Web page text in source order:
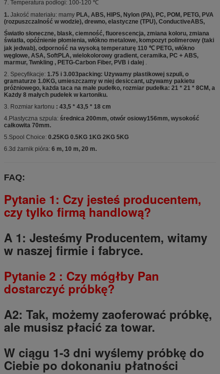
7. Temperatura podłogi: 100-120 ℃
1. Jakość materiału: mamy PLA, ABS, HIPS, Nylon (PA), PC, POM, PETG, PVA
(rozpuszczalność w wodzie), drewno, elastyczne (TPU), ConductiveABS,
Światło słoneczne, blask, ciemność, fluorescencja, zmiana koloru, zmiana
światła, opóźnienie płomienia, włókno metalowe, kompozyt polimerowy (taki
jak jedwab), odporność na wysoką temperaturę 110 ℃ PETG, włókno
węglowe, ASA, SoftPLA, wielokolorowy gradient, ceramika, PC + ABS,
marmur, Twnkling , PETG-Carbon Fiber, PVB i dalej .
2. Specyfikacje: 1.75 i 3.003packing: Używamy plastikowej szpuli, o
gramaturze 1.0KG, umieszczamy w niej desiccant, używamy pakietu
próżniowego, każda taca na małe pudełko, rozmiar pudełka: 21 * 21 * 8CM, a
Każdy 8 małych pudełek w kartoniku.
3. Rozmiar kartonu : 43,5 * 43,5 * 18 cm
4.Plastyczna szpula: średnica 200mm, otwór osiowy156mm, wysokość
całkowita 70mm.
5.Spool Choice: 0.25KG 0.5KG 1KG 2KG 5KG
6.3d żarnik pióra: 6 m, 10 m, 20 m.
FAQ:
Pytanie 1: Czy jesteś producentem,
czy tylko firmą handlową?
A 1: Jesteśmy Producentem, witamy
w naszej firmie i fabryce.
Pytanie 2 : Czy mógłby Pan
dostarczyć próbkę?
A2: Tak, możemy zaoferować próbkę,
ale musisz płacić za towar.
W ciągu 1-3 dni wyślemy próbkę do
Ciebie po dokonaniu płatności